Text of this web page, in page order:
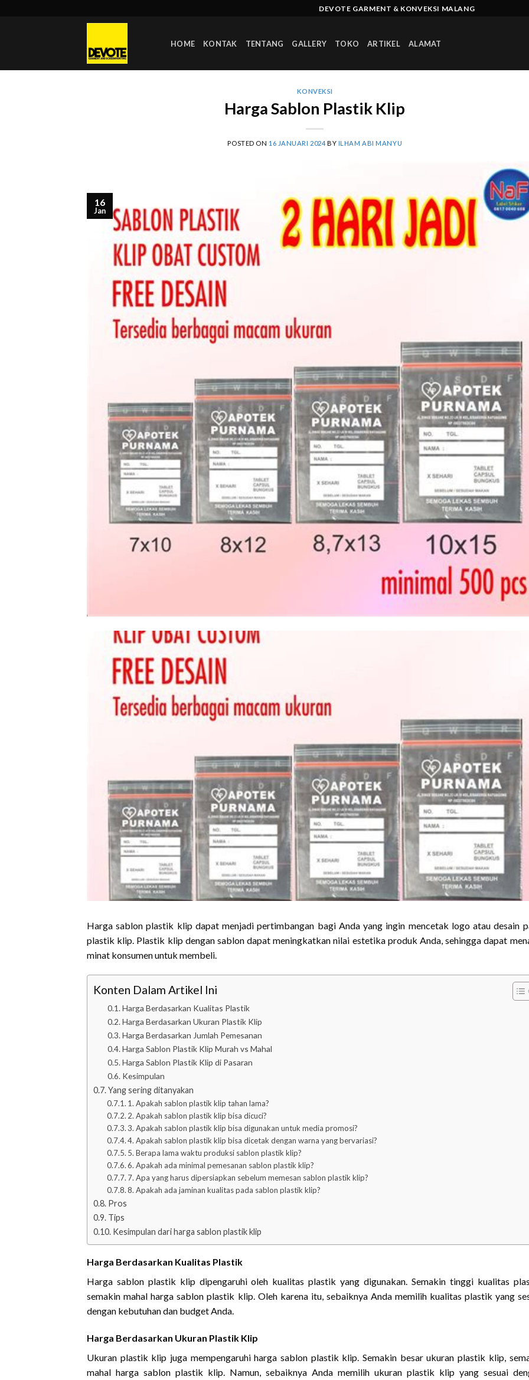
DEVOTE GARMENT & KONVEKSI MALANG
HOME KONTAK TENTANG GALLERY TOKO ARTIKEL ALAMAT
KONVEKSI
Harga Sablon Plastik Klip
POSTED ON 16 JANUARI 2024 BY ILHAM ABI MANYU
16
Jan
Harga sablon plastik klip dapat menjadi pertimbangan bagi Anda yang ingin mencetak logo atau desain
plastik klip. Plastik klip dengan sablon dapat meningkatkan nilai estetika produk Anda, sehingga dapat
minat konsumen untuk membeli.
Konten Dalam Artikel Ini
Harga Berdasarkan Kualitas Plastik
Harga Berdasarkan Ukuran Plastik Klip
Harga Berdasarkan Jumlah Pemesanan
Harga Sablon Plastik Klip Murah vs Mahal
Harga Sablon Plastik Klip di Pasaran
Kesimpulan
Yang sering ditanyakan
1. Apakah sablon plastik klip tahan lama?
2. Apakah sablon plastik klip bisa dicuci?
3. Apakah sablon plastik klip bisa digunakan untuk media promosi?
4. Apakah sablon plastik klip bisa dicetak dengan warna yang bervariasi?
5. Berapa lama waktu produksi sablon plastik klip?
6. Apakah ada minimal pemesanan sablon plastik klip?
7. Apa yang harus dipersiapkan sebelum memesan sablon plastik klip?
8. Apakah ada jaminan kualitas pada sablon plastik klip?
Pros
Tips
Kesimpulan dari harga sablon plastik klip
Harga Berdasarkan Kualitas Plastik
Harga sablon plastik klip dipengaruhi oleh kualitas plastik yang digunakan. Semakin tinggi kualitas
semakin mahal harga sablon plastik klip. Oleh karena itu, sebaiknya Anda memilih kualitas plastik yang
dengan kebutuhan dan budget Anda.
Harga Berdasarkan Ukuran Plastik Klip
Ukuran plastik klip juga mempengaruhi harga sablon plastik klip. Semakin besar ukuran plastik klip,
mahal harga sablon plastik klip. Namun, sebaiknya Anda memilih ukuran plastik klip yang sesuai